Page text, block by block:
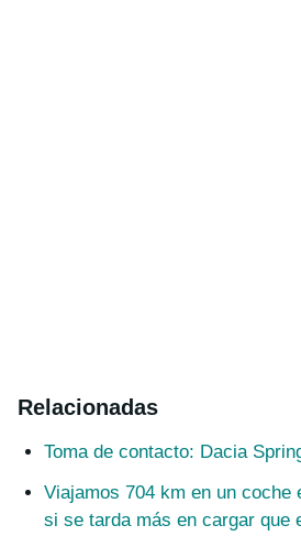
Relacionadas
Toma de contacto: Dacia
Viajamos 704 km en un coche
si se tarda más en cargar que